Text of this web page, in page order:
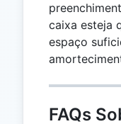
caixa esteja
espaço
FAQs